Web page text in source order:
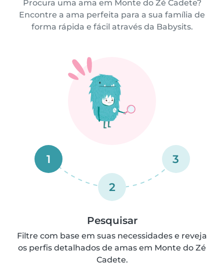
Procura uma ama em Monte do Zé Cadete?
Encontre a ama perfeita para a sua família de
forma rápida e fácil através da Babysits.
1
2
3
Pesquisar
Filtre com base em suas necessidades e reveja
os perfis detalhados de amas em Monte do Zé
Cadete.